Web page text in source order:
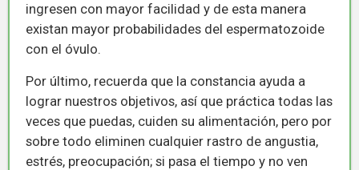
ingresen con mayor facilidad y de esta manera
existan mayor probabilidades del espermatozoide
con el óvulo.
Por último, recuerda que la constancia ayuda a
lograr nuestros objetivos, así que práctica todas las
veces que puedas, cuiden su alimentación, pero por
sobre todo eliminen cualquier rastro de angustia,
estrés, preocupación; si pasa el tiempo y no ven